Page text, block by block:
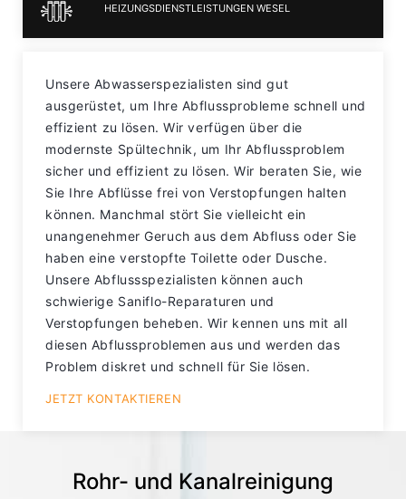
HEIZUNGSDIENSTLEISTUNGEN WESEL
Unsere Abwasserspezialisten sind gut
ausgerüstet, um Ihre Abflussprobleme schnell und
effizient zu lösen. Wir verfügen über die
modernste Spültechnik, um Ihr Abflussproblem
sicher und effizient zu lösen. Wir beraten Sie, wie
Sie Ihre Abflüsse frei von Verstopfungen halten
können. Manchmal stört Sie vielleicht ein
unangenehmer Geruch aus dem Abfluss oder Sie
haben eine verstopfte Toilette oder Dusche.
Unsere Abflussspezialisten können auch
schwierige Saniflo-Reparaturen und
Verstopfungen beheben. Wir kennen uns mit all
diesen Abflussproblemen aus und werden das
Problem diskret und schnell für Sie lösen.
JETZT KONTAKTIEREN
Rohr- und Kanalreinigung